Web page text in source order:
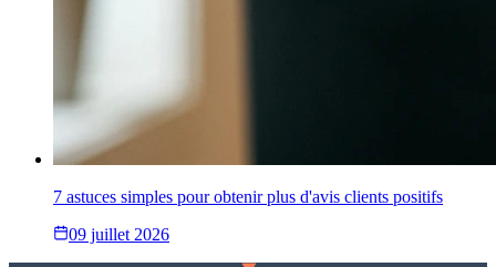
7 astuces simples pour obtenir plus d'avis clients positifs
09 juillet 2026